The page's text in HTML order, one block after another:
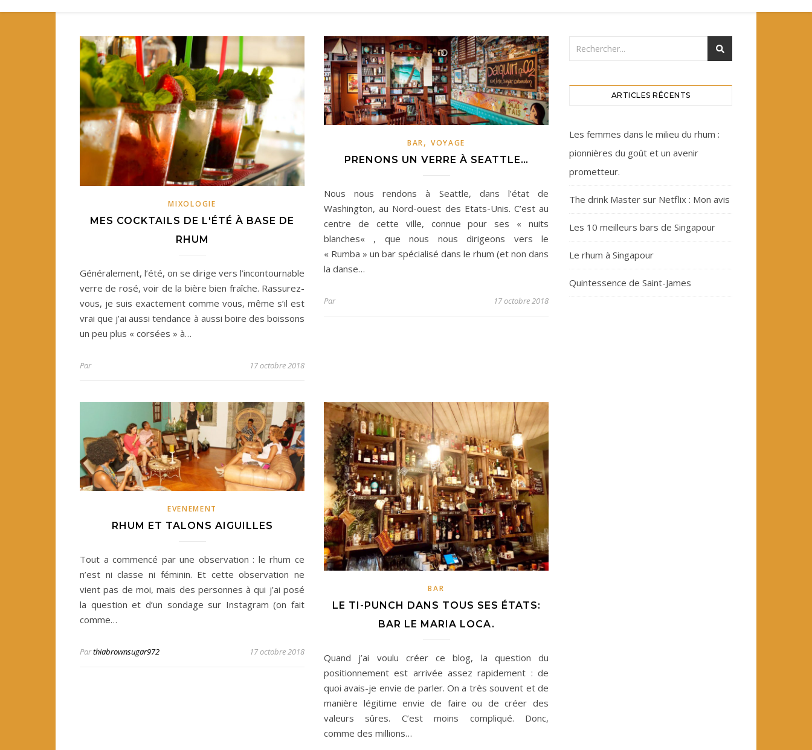
MIXOLOGIE
MES COCKTAILS DE L'ÉTÉ À BASE DE
RHUM
Généralement, l’été, on se dirige vers l’incontournable
verre de rosé, voir de la bière bien fraîche. Rassurez-
vous, je suis exactement comme vous, même s’il est
vrai que j’ai aussi tendance à aussi boire des boissons
un peu plus « corsées » à…
Par 17 octobre 2018
BAR, VOYAGE
PRENONS UN VERRE À SEATTLE…
Nous nous rendons à Seattle, dans l’état de
Washington, au Nord-ouest des Etats-Unis. C’est au
centre de cette ville, connue pour ses « nuits
blanches« , que nous nous dirigeons vers le
« Rumba » un bar spécialisé dans le rhum (et non dans
la danse…
Par 17 octobre 2018
EVENEMENT
RHUM ET TALONS AIGUILLES
Tout a commencé par une observation : le rhum ce
n’est ni classe ni féminin. Et cette observation ne
vient pas de moi, mais des personnes à qui j’ai posé
la question et d’un sondage sur Instagram (on fait
comme…
Parthiabrownsugar972 17 octobre 2018
BAR
LE TI-PUNCH DANS TOUS SES ÉTATS:
BAR LE MARIA LOCA.
Quand j’ai voulu créer ce blog, la question du
positionnement est arrivée assez rapidement : de
quoi avais-je envie de parler. On a très souvent et de
manière légitime envie de faire ou de créer des
valeurs sûres. C’est moins compliqué. Donc,
comme des millions…
ARTICLES RÉCENTS
Les femmes dans le milieu du rhum :
pionnières du goût et un avenir
prometteur.
The drink Master sur Netflix : Mon avis
Les 10 meilleurs bars de Singapour
Le rhum à Singapour
Quintessence de Saint-James